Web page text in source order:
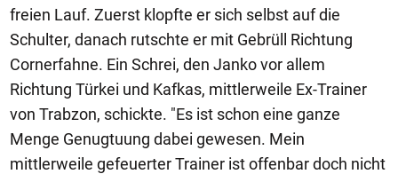
freien Lauf. Zuerst klopfte er sich selbst auf die
Schulter, danach rutschte er mit Gebrüll Richtung
Cornerfahne. Ein Schrei, den Janko vor allem
Richtung Türkei und Kafkas, mittlerweile Ex-Trainer
von Trabzon, schickte. "Es ist schon eine ganze
Menge Genugtuung dabei gewesen. Mein
mittlerweile gefeuerter Trainer ist offenbar doch nicht